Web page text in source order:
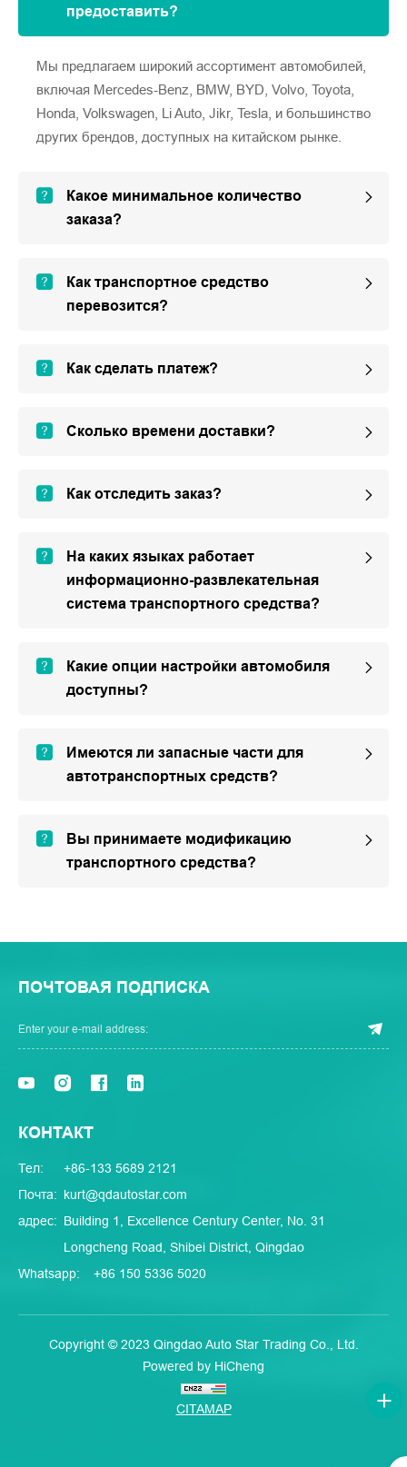
предоставить?
Мы предлагаем широкий ассортимент автомобилей,
включая Mercedes-Benz, BMW, BYD, Volvo, Toyota,
Honda, Volkswagen, Li Auto, Jikr, Tesla, и большинство
других брендов, доступных на китайском рынке.
Какое минимальное количество
заказа?
Как транспортное средство
перевозится?
Как сделать платеж?
Сколько времени доставки?
Как отследить заказ?
На каких языках работает
информационно-развлекательная
система транспортного средства?
Какие опции настройки автомобиля
доступны?
Имеются ли запасные части для
автотранспортных средств?
Вы принимаете модификацию
транспортного средства?
ПОЧТОВАЯ ПОДПИСКА
КОНТАКТ
Тел:
+86-133 5689 2121
Почта: kurt@qdautostar.com
адрес: Building 1, Excellence Century Center, No. 31
Longcheng Road, Shibei District, Qingdao
Whatsapp:
+86 150 5336 5020
Copyright © 2023 Qingdao Auto Star Trading Co., Ltd.
Powered by HiCheng
CITAMAP